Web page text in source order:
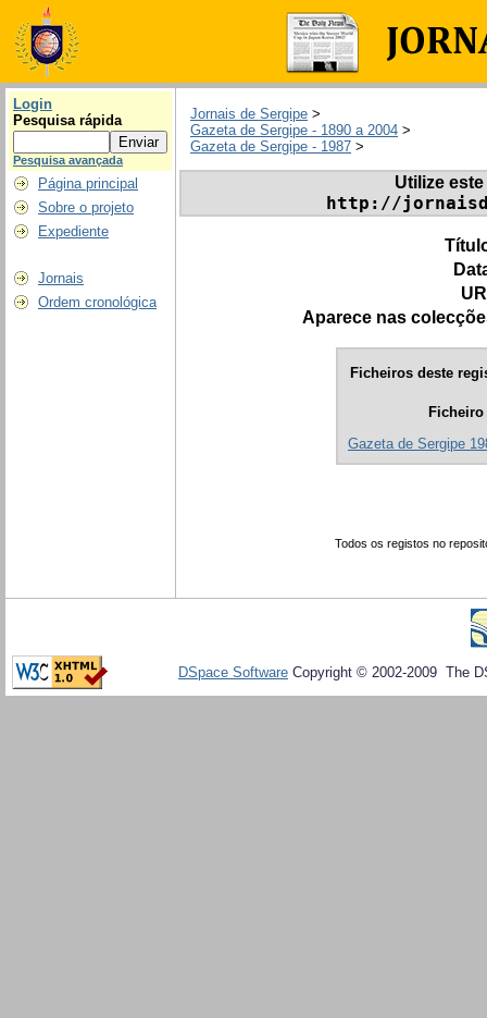
Login
Pesquisa rápida
Pesquisa avançada
Página principal
Sobre o projeto
Expediente
Jornais
Ordem cronológica
Jornais de Sergipe >
Gazeta de Sergipe - 1890 a 2004 >
Gazeta de Sergipe - 1987 >
Utilize
http://
Aparece nas
Ficheiros deste
Ficheiro
Gazeta de Sergipe
Todos os registos no
DSpace Software Copyright © 2002-2009 The